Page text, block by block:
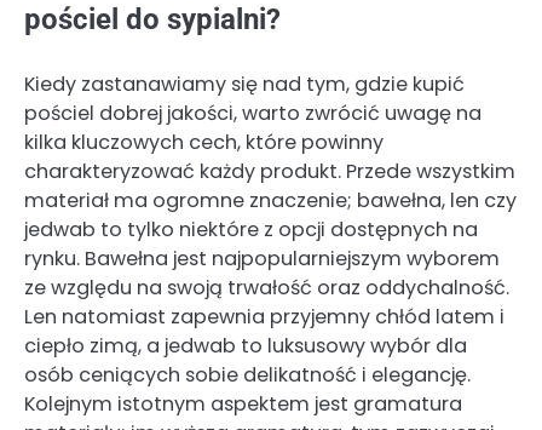
pościel do sypialni?
Kiedy zastanawiamy się nad tym, gdzie kupić
pościel dobrej jakości, warto zwrócić uwagę na
kilka kluczowych cech, które powinny
charakteryzować każdy produkt. Przede wszystkim
materiał ma ogromne znaczenie; bawełna, len czy
jedwab to tylko niektóre z opcji dostępnych na
rynku. Bawełna jest najpopularniejszym wyborem
ze względu na swoją trwałość oraz oddychalność.
Len natomiast zapewnia przyjemny chłód latem i
ciepło zimą, a jedwab to luksusowy wybór dla
osób ceniących sobie delikatność i elegancję.
Kolejnym istotnym aspektem jest gramatura